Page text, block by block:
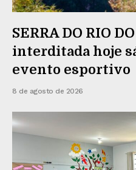
SERRA DO RIO
interditada hoje
evento esportivo
8 de agosto de 2026